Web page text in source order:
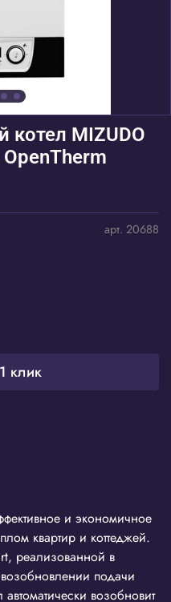
арт. 20688
котел MIZUDO
клик
и экономичное
квартир и коттеджей.
реализованной в
подачи
возобновит